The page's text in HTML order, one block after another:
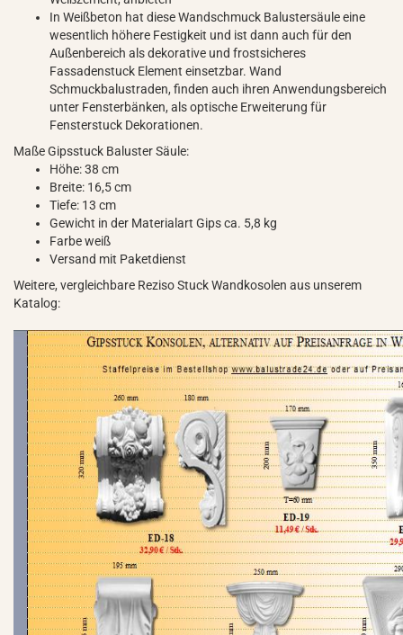
In Weißbeton hat diese Wandschmuck Balustersäule eine
wesentlich höhere Festigkeit und ist dann auch für den
Außenbereich als dekorative und frostsicheres
Fassadenstuck Element einsetzbar. Wand
Schmuckbalustraden, finden auch ihren Anwendungsbereich
unter Fensterbänken, als optische Erweiterung für
Fensterstuck Dekorationen.
Maße Gipsstuck Baluster Säule:
Höhe: 38 cm
Breite: 16,5 cm
Tiefe: 13 cm
Gewicht in der Materialart Gips ca. 5,8 kg
Farbe weiß
Versand mit Paketdienst
Weitere, vergleichbare Reziso Stuck Wandkosolen aus unserem
Katalog: